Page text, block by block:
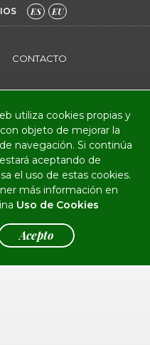
ES EU
CONTACTO
utiliza cookies propias y
objeto de mejorar la
navegación. Si continúa
aceptando de
el uso de estas cookies.
más información en
Uso de Cookies
Acepto